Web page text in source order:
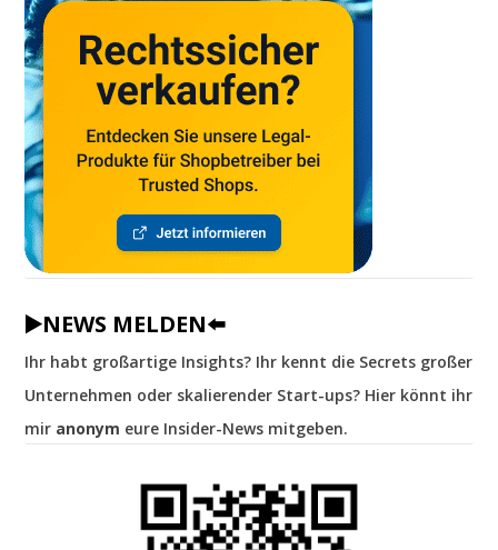
▶️NEWS MELDEN⬅️
Ihr habt großartige Insights? Ihr kennt die Secrets großer
Unternehmen oder skalierender Start-ups? Hier könnt ihr
mir anonym eure Insider-News mitgeben.